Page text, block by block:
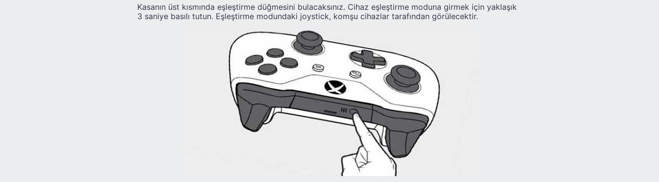
Kasanın üst kısmında eşleştirme düğmesini bulacaksınız. Cihaz eşleştirme moduna girmek için yaklaşık
3 saniye basılı tutun. Eşleştirme modundaki joystick, komşu cihazlar tarafından görülecektir.